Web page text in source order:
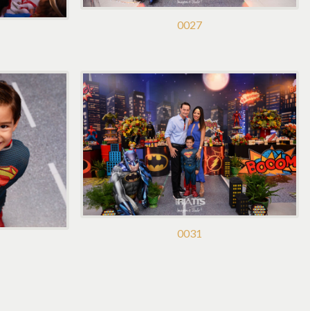
0027
0031